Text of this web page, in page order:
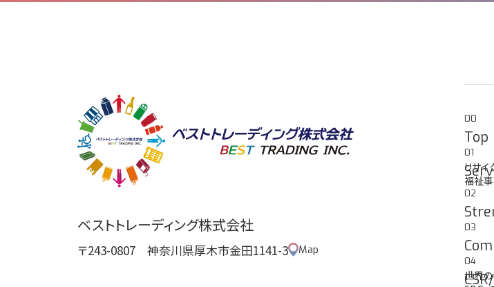
ベストトレーディング株式会社
〒243-0807 神奈川県厚木市金田1141-3 Map
00
Top
01
リサイ
福祉
02
03
04
世界